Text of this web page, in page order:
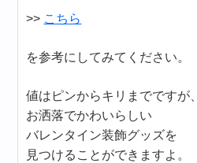
>> こちら
を参考にしてみてください。
値はピンからキリまでですが、
お洒落でかわいらしい
バレンタイン装飾グッズを
見つけることができますよ。